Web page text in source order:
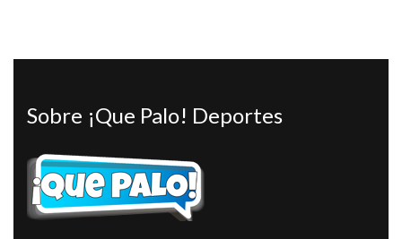
Sobre ¡Que Palo! Deportes